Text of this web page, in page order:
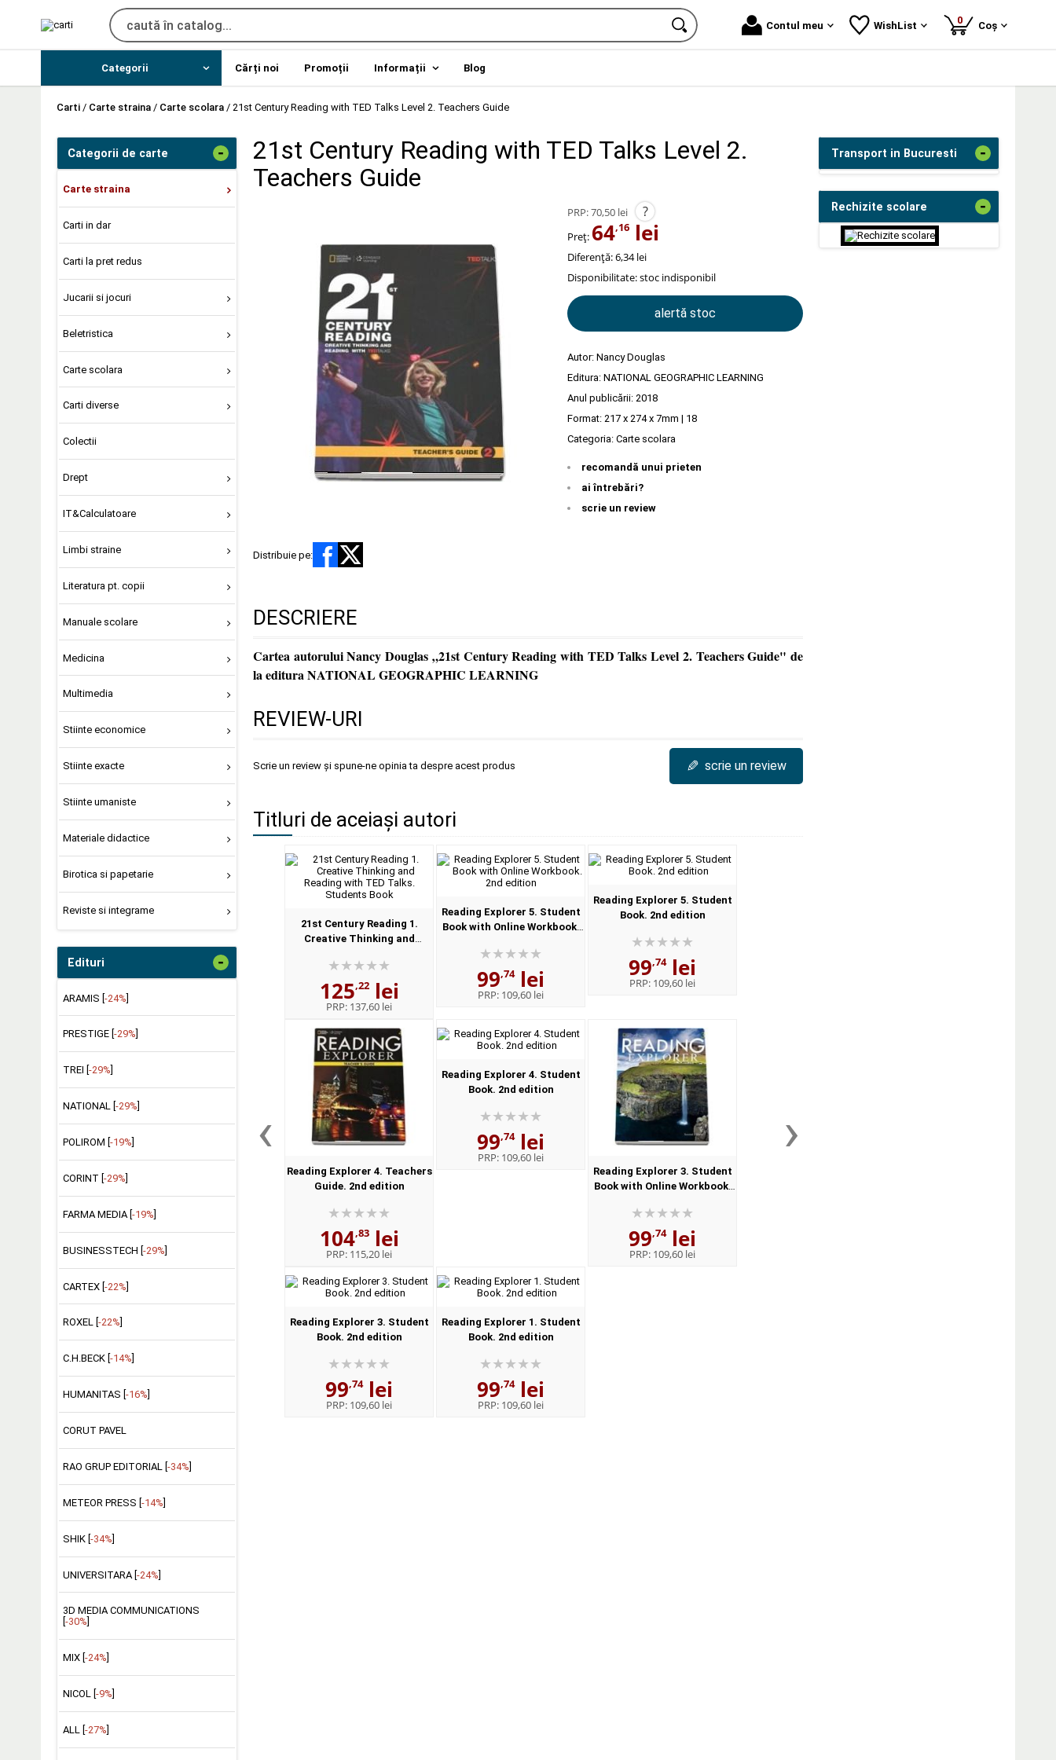
Contul meu WishList 0produse
Coș
Categorii Cărți noi Promoții Informații Blog
Carti / Carte straina / Carte scolara / 21st Century Reading with TED Talks Level 2. Teachers Guide
Categorii de carte -
Carte straina
Carti in dar
Carti la pret redus
Jucarii si jocuri
Beletristica
Carte scolara
Carti diverse
Colectii
Drept
IT&Calculatoare
Limbi straine
Literatura pt. copii
Manuale scolare
Medicina
Multimedia
Stiinte economice
Stiinte exacte
Stiinte umaniste
Materiale didactice
Birotica si papetarie
Reviste si integrame
Edituri -
ARAMIS [-24%]
PRESTIGE [ -29%
TREI [ -29%
NATIONAL [ -29%
POLIROM [ -19%
CORINT [ -29%
FARMA MEDIA [ -19%
BUSINESSTECH [-29%]
CARTEX [-22%]
ROXEL [ -22%
C.H.BECK [ -14%
HUMANITAS [ -16%
CORUT PAVEL
RAO GRUP EDITORIAL [ -34%
METEOR PRESS [ -14%
SHIK [-34%]
UNIVERSITARA [-24%]
3D MEDIA COMMUNICATIONS
-30%
MIX [ -24%
NICOL [ -9%
ALL [ -27%
21st Century Reading with TED Talks Level 2.
Teachers Guide
PRP:70,50 lei ?
Preț: 64,16 lei
Diferență: 6,34 lei
Disponibilitate:stoc indisponibil
alertă stoc
Autor: Nancy Douglas
Editura: NATIONAL GEOGRAPHIC LEARNING
Anul publicării: 2018
Format: 217 x 274 x 7mm | 18
Categoria: Carte scolara
recomandă unui prieten
ai întrebări?
scrie un review
Distribuie pe:
DESCRIERE
Cartea autorului Nancy Douglas „21st Century Reading with TED Talks Level 2. Teachers Guide" de
la editura NATIONAL GEOGRAPHIC LEARNING
REVIEW-URI
Scrie un review și spune-ne opinia ta despre acest produs ✎ scrie un review
Titluri de aceiași autori
‹
21st Century Reading 1.
Creative Thinking and
Students Book
125,22lei
PRP: 137,60 lei
Reading Explorer 5. Student
Book with Online Workbook.
99,74lei
PRP: 109,60 lei
Reading Explorer 5. Student
Book. 2nd edition
99,74lei
PRP: 109,60 lei
Reading Explorer 4. Teachers
Guide. 2nd edition
104,83lei
PRP: 115,20 lei
Reading Explorer 4. Student
Book. 2nd edition
99,74lei
PRP: 109,60 lei
Reading Explorer 3. Student
Book with Online Workbook.
99,74lei
PRP: 109,60 lei
Reading Explorer 3. Student
Book. 2nd edition
99,74lei
PRP: 109,60 lei
Reading Explorer 1. Student
Book. 2nd edition
99,74lei
PRP: 109,60 lei
›
Transport in Bucuresti -
Rechizite scolare -